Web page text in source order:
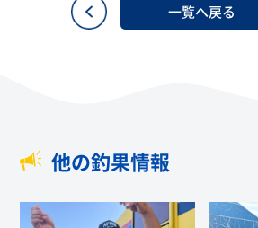
一覧へ戻る
他の釣果情報